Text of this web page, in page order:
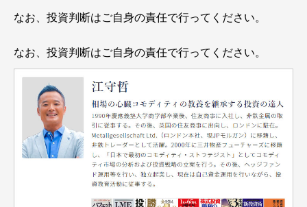
なお、投資判断はご自身の責任で行ってください。
なお、投資判断はご自身の責任で行ってください。